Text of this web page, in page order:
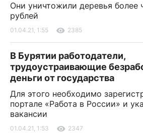
Они уничтожили деревья более
рублей
01.04.21, 1:55 2385
В Бурятии работодатели,
трудоустраивающие
деньги от государства
Для этого необходимо
портале «Работа в России» и
вакансии
01.04.21, 1:53 2347